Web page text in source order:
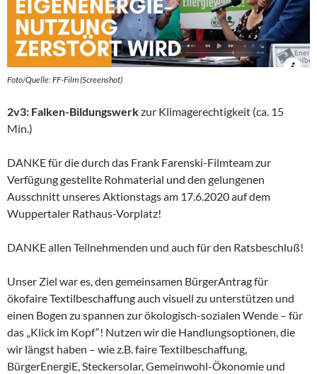
Foto/Quelle: FF-Film (Screenshot)
2v3: Falken-Bildungswerkzur Klimagerechtigkeit (ca. 15
Min.)
DANKE für die durch das Frank Farenski-Filmteam zur
Verfügung gestellte Rohmaterial und den gelungenen
Ausschnitt unseres Aktionstags am 17.6.2020 auf dem
Wuppertaler Rathaus-Vorplatz!
DANKE allen Teilnehmenden und auch für den Ratsbeschluß!
Unser Ziel war es, den gemeinsamen BürgerAntrag für
ökofaire Textilbeschaffung auch visuell zu unterstützen und
einen Bogen zu spannen zur ökologisch-sozialen Wende – für
das „Klick im Kopf“! Nutzen wir die Handlungsoptionen, die
wir längst haben – wie z.B. faire Textilbeschaffung,
BürgerEnergiE, Steckersolar, Gemeinwohl-Ökonomie und